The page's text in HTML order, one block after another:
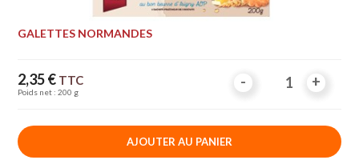
GALETTES NORMANDES
Prix
2,35 € TTC
Poids net : 200 g
- +
- +
AJOUTER AU PANIER